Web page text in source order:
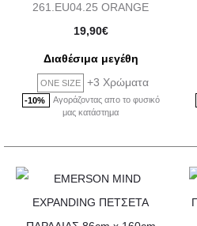
261.EU04.25 ORANGE
19,90€
Διαθέσιμα μεγέθη
ONE SIZE +3 Χρώματα
-10%
Αγοράζοντας απο το φυσικό
μας κατάστημα